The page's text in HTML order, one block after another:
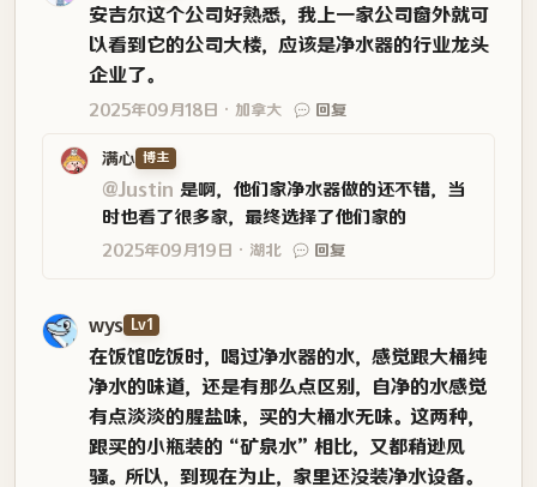
安吉尔这个公司好熟悉，我上一家公司窗外就可
以看到它的公司大楼，应该是净水器的行业龙头
企业了。
2025年09月18日 加拿大 回复
满心 博主
@Justin 是啊，他们家净水器做的还不错，当
时也看了很多家，最终选择了他们家的
2025年09月19日 湖北 回复
wys Lv1
在饭馆吃饭时，喝过净水器的水，感觉跟大桶纯
净水的味道，还是有那么点区别，自净的水感觉
有点淡淡的腥盐味，买的大桶水无味。这两种，
跟买的小瓶装的“矿泉水”相比，又都稍逊风
骚。所以，到现在为止，家里还没装净水设备。